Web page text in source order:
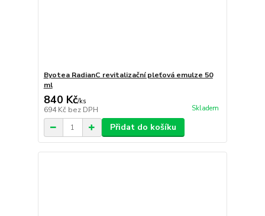
Byotea RadianC revitalizační pleťová emulze 50
ml
840 Kč/ks
694 Kč bez DPH Skladem
Přidat do košíku